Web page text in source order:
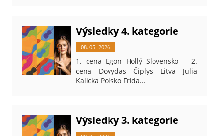
Výsledky 4. kategorie
08. 05. 2026
1. cena Egon Hollý Slovensko 2.
cena Dovydas Čiplys Litva Julia
Kalicka Polsko Frida...
Výsledky 3. kategorie